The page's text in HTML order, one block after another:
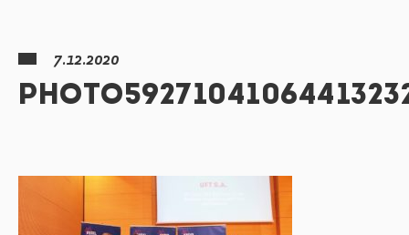
7.12.2020